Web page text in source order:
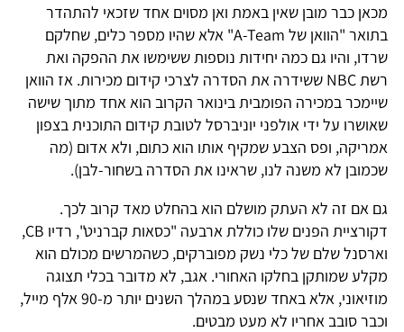
מכאן כבר מובן שאין באמת ואן מסוים אחד שזכאי להתהדר
בתואר "הוואן של A-Team" אלא שהיו מספר כלים, שחלקם
שרדו, והיו גם כמה יחידות נוספות ששימשו את ההפקה ואת
רשת NBC ששידרה את הסדרה לצרכי קידום מכירות. אז הוואן
שיימכר במכירה הפומבית בינואר הקרוב הוא אחד מתוך שישה
שאושרו על ידי אולפני יוניברסל לטובת קידום התוכנית בצפון
אמריקה, ופס הצבע שמקיף אותו הוא כתום, ולא אדום (מה
שכמובן לא משנה לנו, שראינו את הסדרה בשחור-לבן).
גם אם זה לא העתק מושלם הוא בהחלט מאד קרוב לכך.
דקורציית הפנים שלו כוללת ארבעה "כסאות קברניט", רדיו CB,
וארסנל שלם של כלי נשק מפוברקים, כשהמרשים מכולם הוא
מקלע שמותקן בחלקו האחורי. אגב, לא מדובר בכלי תצוגה
מוזיאוני, אלא באחד שנסע במהלך השנים יותר מ-90 אלף מייל,
וכבר סובב אחריו לא מעט מבטים.